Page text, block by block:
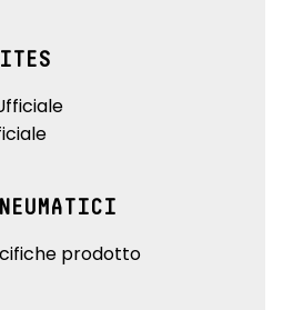
prodotto